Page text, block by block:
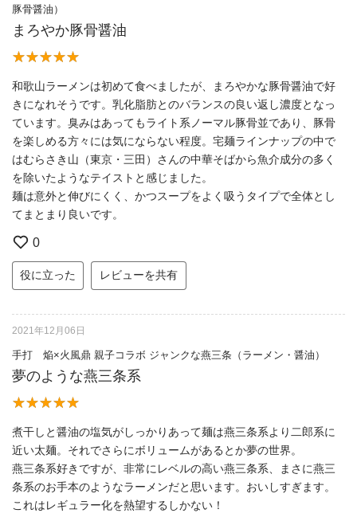
豚骨醤油）
まろやか豚骨醤油
和歌山ラーメンは初めて食べましたが、まろやかな豚骨醤油で好
きになれそうです。乳化脂肪とのバランスの良い返し濃度となっ
ています。臭みはあってもライト系ノーマル豚骨並であり、豚骨
を楽しめる方々には気にならない程度。宅麺ラインナップの中で
はむらさき山（東京・三田）さんの中華そばから魚介成分の多く
を除いたようなテイストと感じました。
麺は意外と伸びにくく、かつスープをよく吸うタイプで全体とし
てまとまり良いです。
0
役に立った レビューを共有
2021年12月06日
手打 焔×火風鼎 親子コラボ ジャンクな燕三条（ラーメン・醤油）
夢のような燕三条系
煮干しと醤油の塩気がしっかりあって麺は燕三条系より二郎系に
近い太麺。それでさらにボリュームがあるとか夢の世界。
燕三条系好きですが、非常にレベルの高い燕三条系、まさに燕三
条系のお手本のようなラーメンだと思います。おいしすぎます。
これはレギュラー化を熱望するしかない！